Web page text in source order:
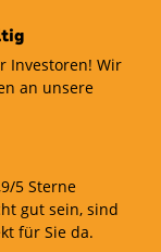
Investoren! Wir
an unsere
5 Sterne
gut sein, sind
für Sie da.